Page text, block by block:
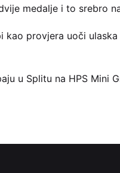
medalje i to srebro
provjera uoči
u Splitu na HPS Mini